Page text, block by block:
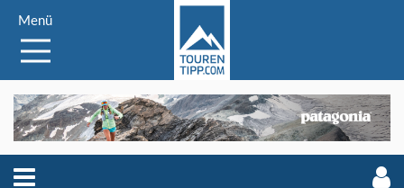
Menü